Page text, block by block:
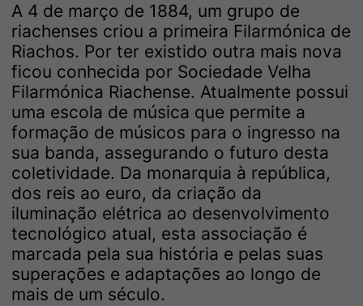
A 4 de março de 1884, um grupo de
riachenses criou a primeira Filarmónica de
Riachos. Por ter existido outra mais nova
ficou conhecida por Sociedade Velha
Filarmónica Riachense. Atualmente possui
uma escola de música que permite a
formação de músicos para o ingresso na
sua banda, assegurando o futuro desta
coletividade. Da monarquia à república,
dos reis ao euro, da criação da
iluminação elétrica ao desenvolvimento
tecnológico atual, esta associação é
marcada pela sua história e pelas suas
superações e adaptações ao longo de
mais de um século.